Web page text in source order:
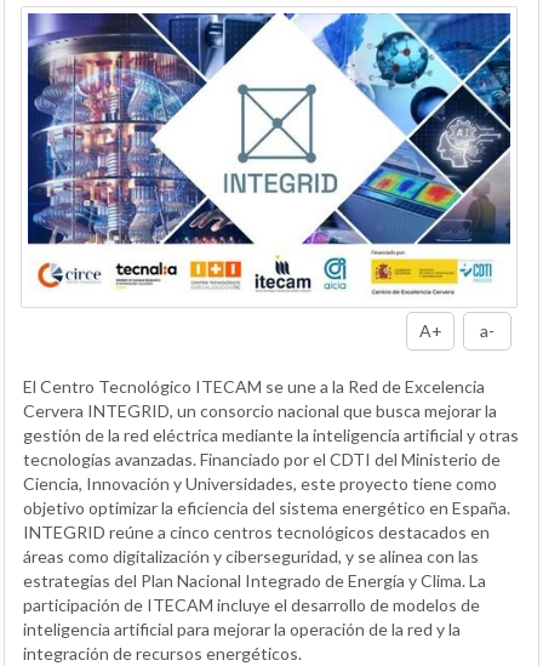
A+ a-
El Centro Tecnológico ITECAM se une a la Red de Excelencia
Cervera INTEGRID, un consorcio nacional que busca mejorar la
gestión de la red eléctrica mediante la inteligencia artificial y otras
tecnologías avanzadas. Financiado por el CDTI del Ministerio de
Ciencia, Innovación y Universidades, este proyecto tiene como
objetivo optimizar la eficiencia del sistema energético en España.
INTEGRID reúne a cinco centros tecnológicos destacados en
áreas como digitalización y ciberseguridad, y se alinea con las
estrategias del Plan Nacional Integrado de Energía y Clima. La
participación de ITECAM incluye el desarrollo de modelos de
inteligencia artificial para mejorar la operación de la red y la
integración de recursos energéticos.